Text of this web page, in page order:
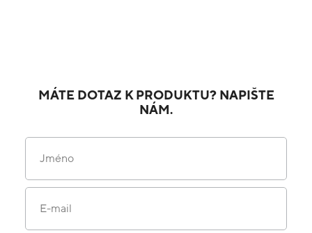
MÁTE DOTAZ K PRODUKTU? NAPIŠTE
NÁM.
Jméno
E-mail